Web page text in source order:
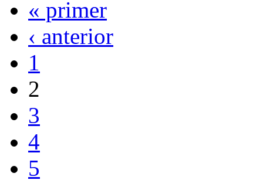
« primer
‹ anterior
1
2
3
4
5